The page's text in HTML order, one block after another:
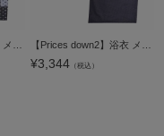
¥3,344（税込）
ップ